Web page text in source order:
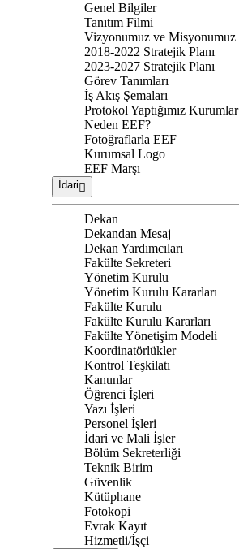
Genel Bilgiler
Tanıtım Filmi
Vizyonumuz ve Misyonumuz
2018-2022 Stratejik Planı
2023-2027 Stratejik Planı
Görev Tanımları
İş Akış Şemaları
Protokol Yaptığımız Kurumlar
Neden EEF?
Fotoğraflarla EEF
Kurumsal Logo
EEF Marşı
İdari
Dekan
Dekandan Mesaj
Dekan Yardımcıları
Fakülte Sekreteri
Yönetim Kurulu
Yönetim Kurulu Kararları
Fakülte Kurulu
Fakülte Kurulu Kararları
Fakülte Yönetişim Modeli
Koordinatörlükler
Kontrol Teşkilatı
Kanunlar
Öğrenci İşleri
Yazı İşleri
Personel İşleri
İdari ve Mali İşler
Bölüm Sekreterliği
Teknik Birim
Güvenlik
Kütüphane
Fotokopi
Evrak Kayıt
Hizmetli/İşçi